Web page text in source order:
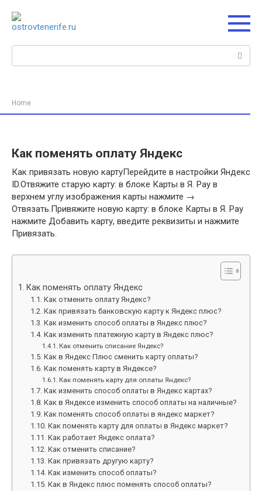
контенту
Поиск:
Home
Как поменять оплату Яндекс
Как привязать новую картуПерейдите в настройки Яндекс
ID.Отвяжите старую карту: в блоке Карты в Я. Pay в
верхнем углу изображения карты нажмите →
Отвязать.Привяжите новую карту: в блоке Карты в Я. Pay
нажмите Добавить карту, введите реквизиты и нажмите
Привязать.
Как поменять оплату Яндекс
Как отменить оплату Яндекс?
Как привязать банковскую карту к Яндекс плюс?
Как изменить способ оплаты в Яндекс плюс?
Как изменить платежную карту в Яндекс плюс?
Как отменить списание Яндекс?
Как в Яндекс Плюс сменить карту оплаты?
Как поменять карту в Яндексе?
Как поменять карту для оплаты Яндекс?
Как изменить способ оплаты в Яндекс картах?
Как в Яндексе изменить способ оплаты на наличные?
Как поменять способ оплаты в яндекс маркет?
Как поменять карту для оплаты в Яндекс маркет?
Как работает Яндекс оплата?
Как отменить списание?
Как привязать другую карту?
Как изменить способ оплаты?
Как в Яндекс плюс поменять способ оплаты?